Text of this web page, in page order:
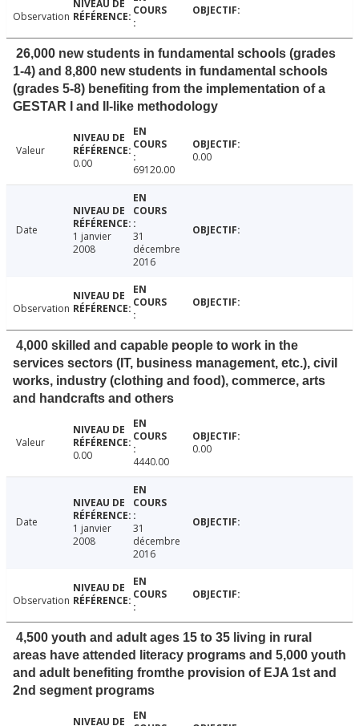
Observation
26,000 new students in fundamental schools (grades
1-4) and 8,800 new students in fundamental schools
(grades 5-8) benefiting from the implementation of a
GESTAR I and II-like methodology
Valeur
0.00
69120.00
0.00
Date
1 janvier
2008
31
décembre
2016
Observation
4,000 skilled and capable people to work in the
services sectors (IT, business management, etc.), civil
works, industry (clothing and food), commerce, arts
and handcrafts and others
Valeur
0.00
4440.00
0.00
Date
1 janvier
2008
31
décembre
2016
Observation
4,500 youth and adult ages 15 to 35 living in rural
areas have attended literacy programs and 5,000 youth
and adult benefiting fromthe provision of EJA 1st and
2nd segment programs